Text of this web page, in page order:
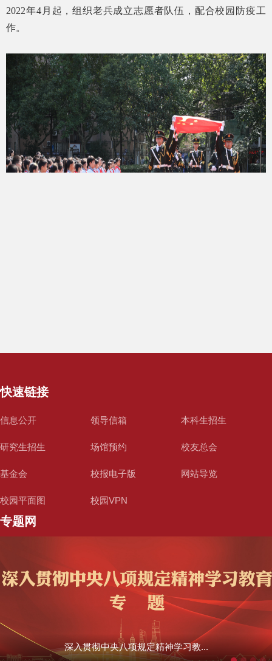
2022年4月起，组织老兵成立志愿者队伍，配合校园防疫工
作。
快速链接
信息公开 领导信箱 本科生招生
研究生招生 场馆预约 校友总会
基金会 校报电子版 网站导览
校园平面图 校园VPN
专题网
深入贯彻中央八项规定精神学习教...